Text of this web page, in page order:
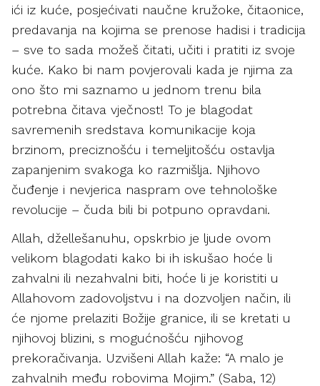
ići iz kuće, posjećivati naučne kružoke, čitaonice,
predavanja na kojima se prenose hadisi i tradicija
– sve to sada možeš čitati, učiti i pratiti iz svoje
kuće. Kako bi nam povjerovali kada je njima za
ono što mi saznamo u jednom trenu bila
potrebna čitava vječnost! To je blagodat
savremenih sredstava komunikacije koja
brzinom, preciznošću i temeljitošću ostavlja
zapanjenim svakoga ko razmišlja. Njihovo
čuđenje i nevjerica naspram ove tehnološke
revolucije – čuda bili bi potpuno opravdani.
Allah, džellešanuhu, opskrbio je ljude ovom
velikom blagodati kako bi ih iskušao hoće li
zahvalni ili nezahvalni biti, hoće li je koristiti u
Allahovom zadovoljstvu i na dozvoljen način, ili
će njome prelaziti Božije granice, ili se kretati u
njihovoj blizini, s mogućnošću njihovog
prekoračivanja. Uzvišeni Allah kaže: “A malo je
zahvalnih među robovima Mojim.” (Saba, 12)